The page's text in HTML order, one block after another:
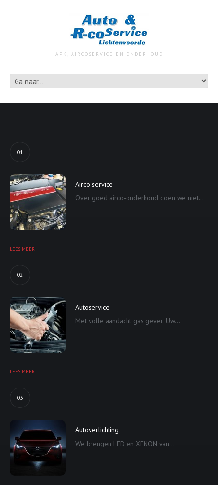
APK, AIRCOSERVICE EN ONDERHOUD
01
Airco service
Over goed airco-onderhoud doen we niet...
LEES MEER
02
Autoservice
Met volle aandacht gas geven Uw...
LEES MEER
03
Autoverlichting
We brengen LED en XENON van...